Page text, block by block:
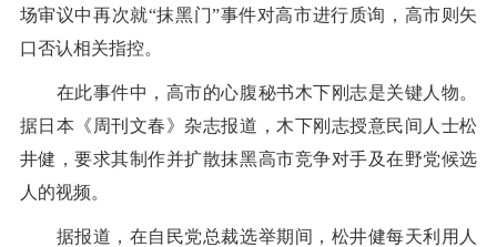
场审议中再次就“抹黑门”事件对高市进行质询，高市则矢
口否认相关指控。
在此事件中，高市的心腹秘书木下刚志是关键人物。
据日本《周刊文春》杂志报道，木下刚志授意民间人士松
井健，要求其制作并扩散抹黑高市竞争对手及在野党候选
人的视频。
据报道，在自民党总裁选举期间，松井健每天利用人